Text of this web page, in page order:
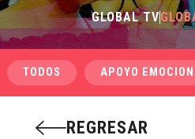
GLOBAL TV
TODOS APOYO
REGRESAR